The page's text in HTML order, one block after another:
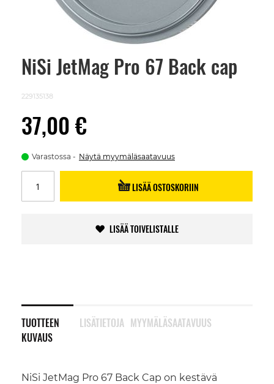
NiSi JetMag Pro 67 Back cap
229135138
37,00 €
Varastossa Näytä myymäläsaatavuus
LISÄÄ OSTOSKORIIN
LISÄÄ TOIVELISTALLE
TUOTTEEN
KUVAUS
NiSi JetMag Pro 67 Back Cap on kestävä
LISÄTIETOJA MYYMÄLÄSAATAVUUS
Skip
images
gallery